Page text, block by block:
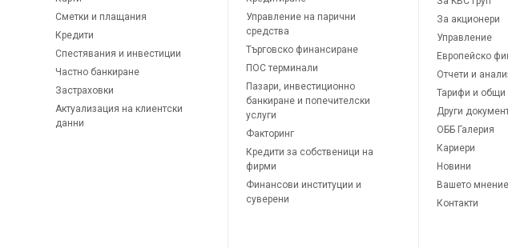
Сметки и плащания
Кредити
Спестявания и инвестиции
Частно банкиране
Застраховки
Актуализация на клиентски
данни
Управление на парични
средства
Търговско финансиране
ПОС терминали
Пазари, инвестиционно
банкиране и попечителски
услуги
Факторинг
Кредити за собственици на
фирми
Финансови институции и
суверени
За акционери
Управление
Европейско
Отчети и
Тарифи и общи
Други
ОББ Галерия
Кариери
Новини
Вашето мнение
Контакти